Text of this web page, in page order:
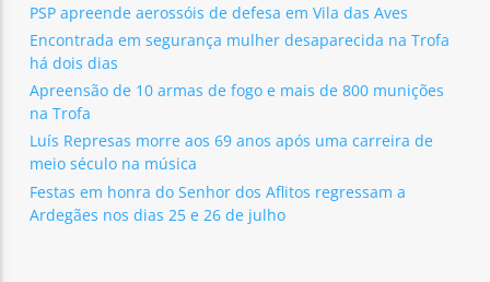
PSP apreende aerossóis de defesa em Vila das Aves
Encontrada em segurança mulher desaparecida na Trofa
há dois dias
Apreensão de 10 armas de fogo e mais de 800 munições
na Trofa
Luís Represas morre aos 69 anos após uma carreira de
meio século na música
Festas em honra do Senhor dos Aflitos regressam a
Ardegães nos dias 25 e 26 de julho